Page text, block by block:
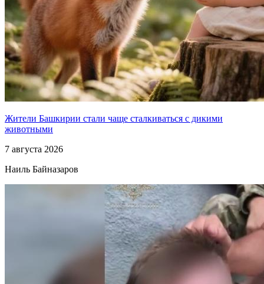
Жители Башкирии стали чаще сталкиваться с дикими
животными
7 августа 2026
Наиль Байназаров